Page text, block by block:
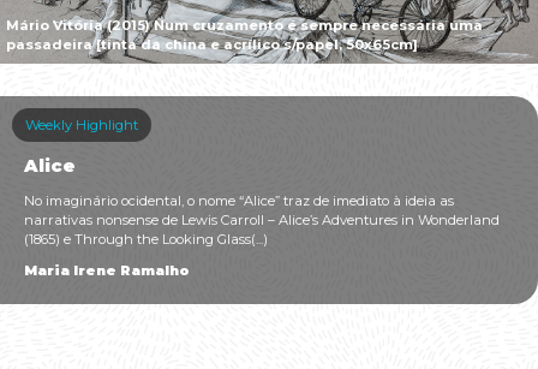
Mário Vitória (2015) Num cruzamento é sempre necessária uma
passadeira [tinta da china e acrílico s/papel, 50x65cm]
Weekly Highlight
Alice
No imaginário ocidental, o nome “Alice” traz de imediato à ideia as
narrativas nonsense de Lewis Carroll – Alice’s Adventures in Wonderland
(1865) e Through the Looking Glass(...)
Maria Irene Ramalho